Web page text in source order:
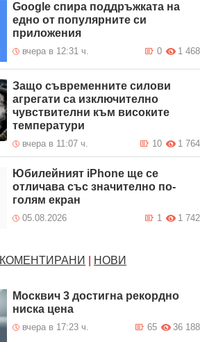
Google спира поддръжката на
едно от популярните си
приложения
вчера в 12:31 ч. 1 468
0
Защо съвременните силови
агрегати са изключително
чувствителни към високите
температури
вчера в 11:07 ч. 1 764
10
Юбилейният iPhone ще се
отличава със значително по-
голям екран
05.08.2026 1 742
1
КОМЕНТИРАНИ НОВИ
Москвич 3 достигна рекордно
ниска цена
вчера в 17:23 ч. 36 188
65